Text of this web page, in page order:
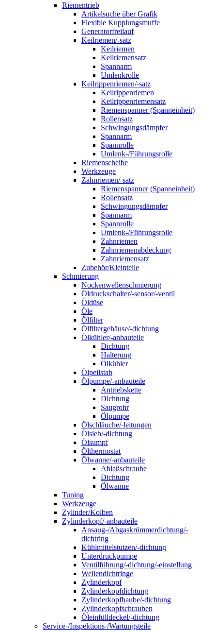
Riementrieb
Artikelsuche über Grafik
Flexible Kupplungsmuffe
Generatorfreilauf
Keilriemen/-satz
Keilriemen
Keilriemensatz
Spannarm
Umlenkrolle
Keilrippenriemen/-satz
Keilrippenriemen
Keilrippenriemensatz
Riemenspanner (Spanneinheit)
Rollensatz
Schwingungsdämpfer
Spannarm
Spannrolle
Umlenk-/Führungsrolle
Riemenscheibe
Werkzeuge
Zahnriemen/-satz
Riemenspanner (Spanneinheit)
Rollensatz
Schwingungsdämpfer
Spannarm
Spannrolle
Umlenk-/Führungsrolle
Zahnriemen
Zahnriemenabdeckung
Zahnriemensatz
Zubehör/Kleinteile
Schmierung
Nockenwellenschmierung
Öldruckschalter/-sensor/-ventil
Öldüse
Öle
Ölfilter
Ölfiltergehäuse/-dichtung
Ölkühler/-anbauteile
Dichtung
Halterung
Ölkühler
Ölpeilstab
Ölpumpe/-anbauteile
Antriebskette
Dichtung
Saugrohr
Ölpumpe
Ölschläuche/-leitungen
Ölsieb/-dichtung
Ölsumpf
Ölthermostat
Ölwanne/-anbauteile
Ablaßschraube
Dichtung
Ölwanne
Tuning
Werkzeuge
Zylinder/Kolben
Zylinderkopf/-anbauteile
Ansaug-/Abgaskrümmerdichtung/-
dichtring
Kühlmittelstutzen/-dichtung
Unterdruckpumpe
Ventilführung/-dichtung/-einstellung
Wellendichtringe
Zylinderkopf
Zylinderkopfdichtung
Zylinderkopfhaube/-dichtung
Zylinderkopfschrauben
Öleinfülldeckel/-dichtung
Service-/Inspektions-/Wartungsteile